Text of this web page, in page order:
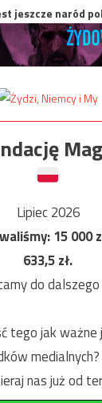
jeszcze naród
Lipiec 2026
15 000
633,5zł.
do
tego jak
nas już od